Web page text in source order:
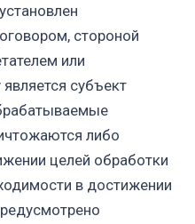
стороной
или
субъект
либо
целей обработки
в достижении